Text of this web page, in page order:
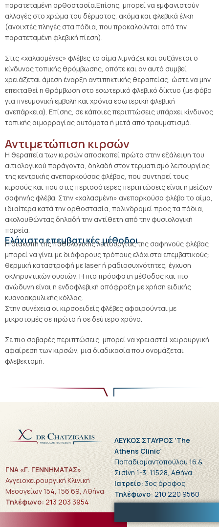
παρατεταμένη ορθοστασία.Επίσης, μπορεί να εμφανιστούν
αλλαγές στο χρώμα του δέρματος, ακόμα και φλεβικά έλκη
(ανοιχτές πληγές στα πόδια, που προκαλούνται από την
παρατεταμένη φλεβική πίεση).
Στις «χαλασμένες» φλέβες το αίμα λιμνάζει και αυξάνεται ο
κίνδυνος τοπικής θρόμβωσης, οπότε και αν αυτό συμβεί
χρειάζεται άμεση έναρξη αντιπηκτικής θεραπείας, ώστε να μην
επεκταθεί η θρόμβωση στο εσωτερικό φλεβικό δίκτυο (με φόβο
για πνευμονική εμβολή και χρόνια εσωτερική φλεβική
ανεπάρκεια). Επίσης, σε κάποιες περιπτώσεις υπάρχει κίνδυνος
τοπικής αιμορραγίας αυτόματα ή μετά από τραυματισμό.
Αντιμετώπιση κιρσών
Η θεραπεία των κιρσών αποσκοπεί πρώτα στην εξάλειψη του
αιτιολογικού παράγοντα, δηλαδή στον τερματισμό λειτουργίας
της κεντρικής ανεπαρκούσας φλέβας, που συντηρεί τους
κιρσούς και που στις περισσότερες περιπτώσεις είναι η μείζων
σαφηνής φλέβα. Στην «χαλασμένη» ανεπαρκούσα φλέβα το αίμα,
ιδιαίτερα κατά την ορθοστασία, παλινδρομεί προς τα πόδια,
ακολουθώντας δηλαδή την αντίθετη από την φυσιολογική
πορεία.
Ελάχιστα επεμβατικές μέθοδοι
Η διακοπή της παθολογικής λειτουργίας της σαφηνούς φλέβας
μπορεί να γίνει με διάφορους τρόπους ελάχιστα επεμβατικούς:
θερμική καταστροφή με laser ή ραδιοσυχνότητες, έγχυση
σκληρυντικών ουσιών. Η πιο πρόσφατη μέθοδος και πιο
ανώδυνη είναι η ενδοφλεβική απόφραξη με χρήση ειδικής
κυανοακρυλικής κόλλας.
Στην συνέχεια οι κιρσοειδείς φλέβες αφαιρούνται με
μικροτομές σε πρώτο ή σε δεύτερο χρόνο.
Σε πιο σοβαρές περιπτώσεις, μπορεί να χρειαστεί χειρουργική
αφαίρεση των κιρσών, μια διαδικασία που ονομάζεται
φλεβεκτομή.
ΓΝΑ «Γ. ΓΕΝΝΗΜΑΤΑΣ»
Αγγειοχειρουργική Κλινική
Μεσογείων 154, 156 69, Αθήνα
Τηλέφωνο: 213 203 3954
ΛΕΥΚΟΣ ΣΤΑΥΡΟΣ ‘The
Athens Clinic’
Παπαδιαμαντοπούλου 16 &
Σισίνη 1-3, 11528, Αθήνα
Ιατρείο:3ος όροφος
Τηλέφωνο: 210 220 9560